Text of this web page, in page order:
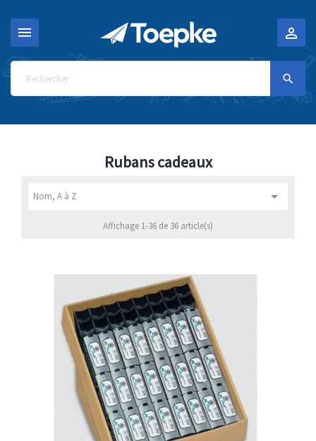
 

Rubans cadeaux
Nom, A à Z 
Affichage 1-36 de 36 article(s)